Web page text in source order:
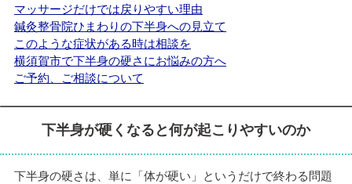
マッサージだけでは戻りやすい理由
鍼灸整骨院ひまわりの下半身への見立て
このような症状がある時は相談を
横須賀市で下半身の硬さにお悩みの方へ
ご予約、ご相談について
下半身が硬くなると何が起こりやすいのか
下半身の硬さは、単に「体が硬い」というだけで終わる問題